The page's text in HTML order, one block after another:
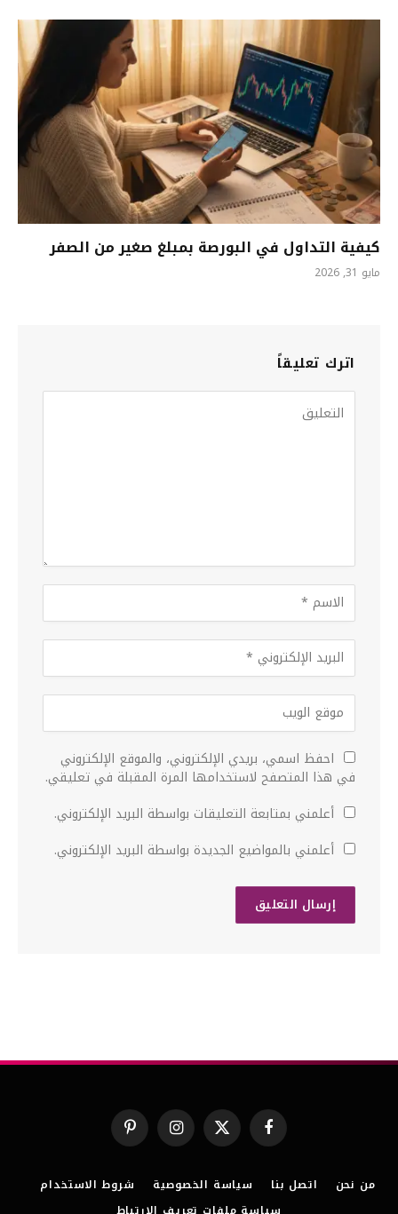
كيفية التداول في البورصة بمبلغ صغير من الصفر
مايو 31, 2026
اترك تعليقاً
احفظ اسمي، بريدي الإلكتروني، والموقع الإلكتروني
في هذا المتصفح لاستخدامها المرة المقبلة في تعليقي.
أعلمني بمتابعة التعليقات بواسطة البريد الإلكتروني.
أعلمني بالمواضيع الجديدة بواسطة البريد الإلكتروني.
فيسبوك X
(Twitter)
الانستغرامبينتيريست
من نحن اتصل بنا سياسة الخصوصية
شروط الاستخدام